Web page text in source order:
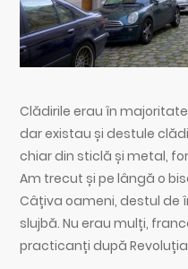
Clădirile erau în
dar existau și destule
chiar din sticlă și metal,
Am trecut și pe lângă o
Câțiva oameni, destul de
slujbă. Nu erau mulți,
practicanți după Revoluția